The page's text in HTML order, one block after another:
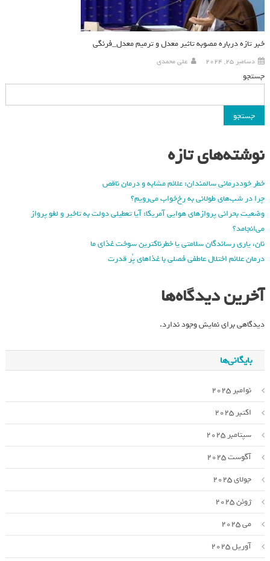
خبر تازه درباره مصوبه تاثیر معدل و ترمیم معدل_فرنگی
دسامبر 25, 2024 علی محمدی
جستجو
جستجو
نوشته‌های تازه
خطر خوددرمانی سالمندان: علائم مشابه و درمان ناقص
چرا در شب‌های طولانی به رخ‌خواب می‌رویم؟
وضعیت بحرانی پروازهای هوایی آمریکا: آیا تعطیلی دولت به تاخیر و لغو پرواز
می‌انجامد؟
نان، یاری رساندگان سلامتی یا خطرناکترین سوخت غذای ما
درمان علائم اختلال عاطفی فصلی با غذاهای پُر قدرت
آخرین دیدگاه‌ها
دیدگاهی برای نمایش وجود ندارد.
بایگانی‌ها
نوامبر 2025
اکتبر 2025
سپتامبر 2025
آگوست 2025
جولای 2025
ژوئن 2025
می 2025
آوریل 2025